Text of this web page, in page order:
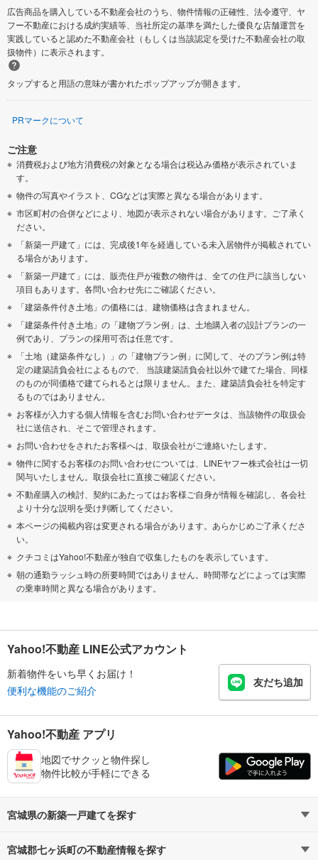
広告商品を購入している不動産会社のうち、物件情報の正確性、法令遵守、ヤ
フー不動産における成約実績等、当社所定の基準を満たした優良な店舗運営を
実践していると認めた不動産会社（もしくは当該認定を受けた不動産会社の取
扱物件）に表示されます。
タップすると用語の意味が書かれたポップアップが開きます。
PRマークについて
ご注意
消費税および地方消費税の対象となる場合は税込み価格が表示されていま
す。
物件の写真やイラスト、CGなどは実際と異なる場合があります。
市区町村の合併などにより、地図が表示されない場合があります。ご了承く
ださい。
「新築一戸建て」には、完成後1年を経過している未入居物件が掲載されてい
る場合があります。
「新築一戸建て」には、販売住戸が複数の物件は、全ての住戸に該当しない
項目もあります。各問い合わせ先にご確認ください。
「建築条件付き土地」の価格には、建物価格は含まれません。
「建築条件付き土地」の「建物プラン例」は、土地購入者の設計プランの一
例であり、プランの採用可否は任意です。
「土地（建築条件なし）」の「建物プラン例」に関して、そのプラン例は特
定の建築請負会社によるもので、 当該建築請負会社以外で建てた場合、同様
のものが同価格で建てられるとは限りません。また、建築請負会社を特定す
るものではありません。
お客様が入力する個人情報を含むお問い合わせデータは、当該物件の取扱会
社に送信され、そこで管理されます。
お問い合わせをされたお客様へは、取扱会社がご連絡いたします。
物件に関するお客様のお問い合わせについては、LINEヤフー株式会社は一切
関与いたしません。取扱会社に直接ご確認ください。
不動産購入の検討、契約にあたってはお客様ご自身が情報を確認し、各会社
より十分な説明を受け判断してください。
本ページの掲載内容は変更される場合があります。あらかじめご了承くださ
い。
クチコミはYahoo!不動産が独自で収集したものを表示しています。
朝の通勤ラッシュ時の所要時間ではありません。時間帯などによっては実際
の乗車時間と異なる場合があります。
Yahoo!不動産 LINE公式アカウント
新着物件をいち早くお届け！
便利な機能のご紹介
友だち追加
Yahoo!不動産 アプリ
地図でサクッと物件探し
物件比較が手軽にできる
宮城県の新築一戸建てを探す
路線・駅から探す
宮城郡七ヶ浜町の不動産情報を探す